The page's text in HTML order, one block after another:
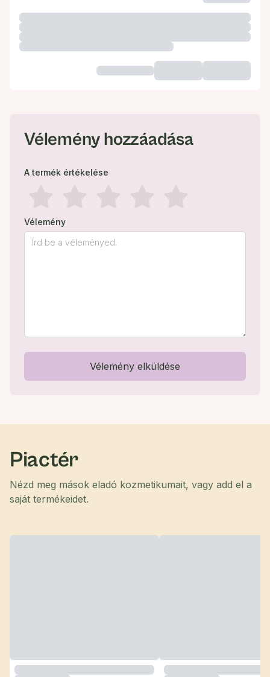
Vélemény hozzáadása
A termék értékelése
Vélemény
Vélemény elküldése
Piactér
Nézd meg mások eladó kozmetikumait, vagy add el a
saját termékeidet.